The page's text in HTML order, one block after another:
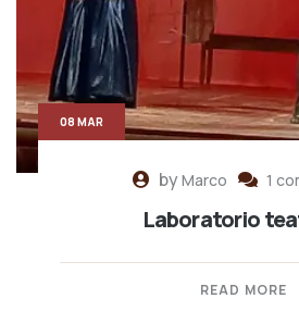
byMarco 1
Laboratorio
READ MORE
08 MAR